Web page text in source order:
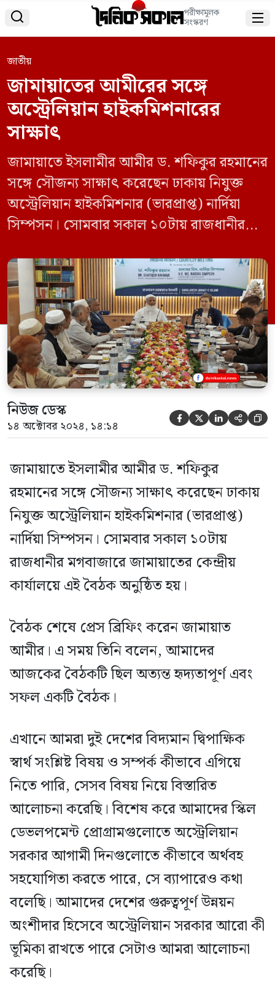
 পরীক্ষামূলক
সংস্করণ 
জাতীয়
জামায়াতের আমীরের সঙ্গে
অস্ট্রেলিয়ান হাইকমিশনারের
সাক্ষাৎ
জামায়াতে ইসলামীর আমীর ড. শফিকুর রহমানের
সঙ্গে সৌজন্য সাক্ষাৎ করেছেন ঢাকায় নিযুক্ত
অস্ট্রেলিয়ান হাইকমিশনার (ভারপ্রাপ্ত) নার্দিয়া
সিম্পসন। সোমবার সকাল ১০টায় রাজধানীর
বৈঠক অনুষ্ঠিত হয়। বৈঠক শেষে প্রেস ব্রিফিং
করেন জামায়াত আমীর। এ সময় তিনি বলেন,
আমাদের আজকের বৈঠকটি ছিল অত্যন্ত
হৃদ্যতাপূর্ণ এবং সফল একটি বৈঠক। এখানে
আমরা দুই দেশের বিদ্যমান […]
নিউজ ডেস্ক
১৪ অক্টোবর ২০২৪, ১৪:১৪     
জামায়াতে ইসলামীর আমীর ড. শফিকুর
রহমানের সঙ্গে সৌজন্য সাক্ষাৎ করেছেন ঢাকায়
নিযুক্ত অস্ট্রেলিয়ান হাইকমিশনার (ভারপ্রাপ্ত)
নার্দিয়া সিম্পসন। সোমবার সকাল ১০টায়
রাজধানীর মগবাজারে জামায়াতের কেন্দ্রীয়
কার্যালয়ে এই বৈঠক অনুষ্ঠিত হয়।
বৈঠক শেষে প্রেস ব্রিফিং করেন জামায়াত
আমীর। এ সময় তিনি বলেন, আমাদের
আজকের বৈঠকটি ছিল অত্যন্ত হৃদ্যতাপূর্ণ এবং
সফল একটি বৈঠক।
এখানে আমরা দুই দেশের বিদ্যমান দ্বিপাক্ষিক
স্বার্থ সংশ্লিষ্ট বিষয় ও সম্পর্ক কীভাবে এগিয়ে
নিতে পারি, সেসব বিষয় নিয়ে বিস্তারিত
আলোচনা করেছি। বিশেষ করে আমাদের স্কিল
ডেভলপমেন্ট প্রোগ্রামগুলোতে অস্ট্রেলিয়ান
সরকার আগামী দিনগুলোতে কীভাবে অর্থবহ
সহযোগিতা করতে পারে, সে ব্যাপারেও কথা
বলেছি। আমাদের দেশের গুরুত্বপূর্ণ উন্নয়ন
অংশীদার হিসেবে অস্ট্রেলিয়ান সরকার আরো কী
ভূমিকা রাখতে পারে সেটাও আমরা আলোচনা
করেছি।